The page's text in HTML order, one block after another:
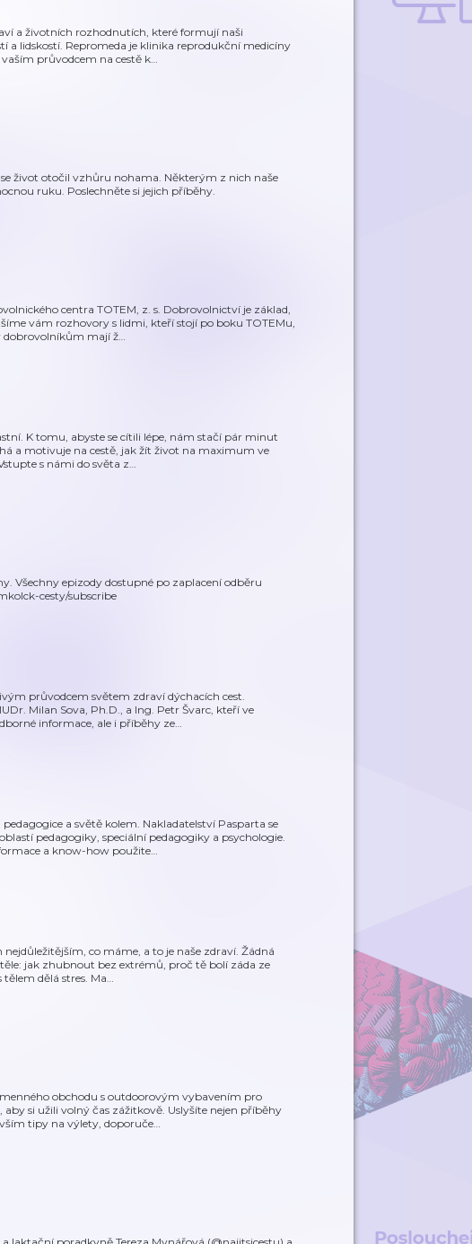
a životních rozhodnutích, které formují naši
a lidskostí. Repromeda je klinika reprodukční medicíny
průvodcem na cestě k…
život otočil vzhůru nohama. Některým z nich naše
ruku. Poslechněte si jejich příběhy.
centra TOTEM, z. s. Dobrovolnictví je základ,
vám rozhovory s lidmi, kteří stojí po boku TOTEMu,
dobrovolníkům mají ž…
K tomu, abyste se cítili lépe, nám stačí pár minut
a motivuje na cestě, jak žít život na maximum ve
s námi do světa z…
Všechny epizody dostupné po zaplacení odběru
cesty/subscribe
průvodcem světem zdraví dýchacích cest.
Milan Sova, Ph.D., a Ing. Petr Švarc, kteří ve
informace, ale i příběhy ze…
a světě kolem. Nakladatelství Pasparta se
pedagogiky, speciální pedagogiky a psychologie.
a know-how použite…
co máme, a to je naše zdraví. Žádná
jak zhubnout bez extrémů, proč tě bolí záda ze
dělá stres. Ma…
obchodu s outdoorovým vybavením pro
si užili volný čas zážitkově. Uslyšíte nejen příběhy
tipy na výlety, doporuče…